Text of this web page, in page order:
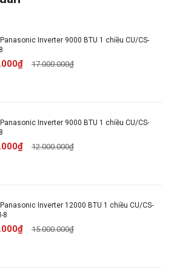
nóng: 30,9 m3/phút
48dB (A)
3.500W
tiết kiệm: 5 sao
4.4A
Inverter 9000 BTU 1 chiều CU/CS-
17.000.000₫
Inverter 9000 BTU 1 chiều CU/CS-
12.000.000₫
Inverter 12000 BTU 1 chiều CU/CS-
8
15.000.000₫